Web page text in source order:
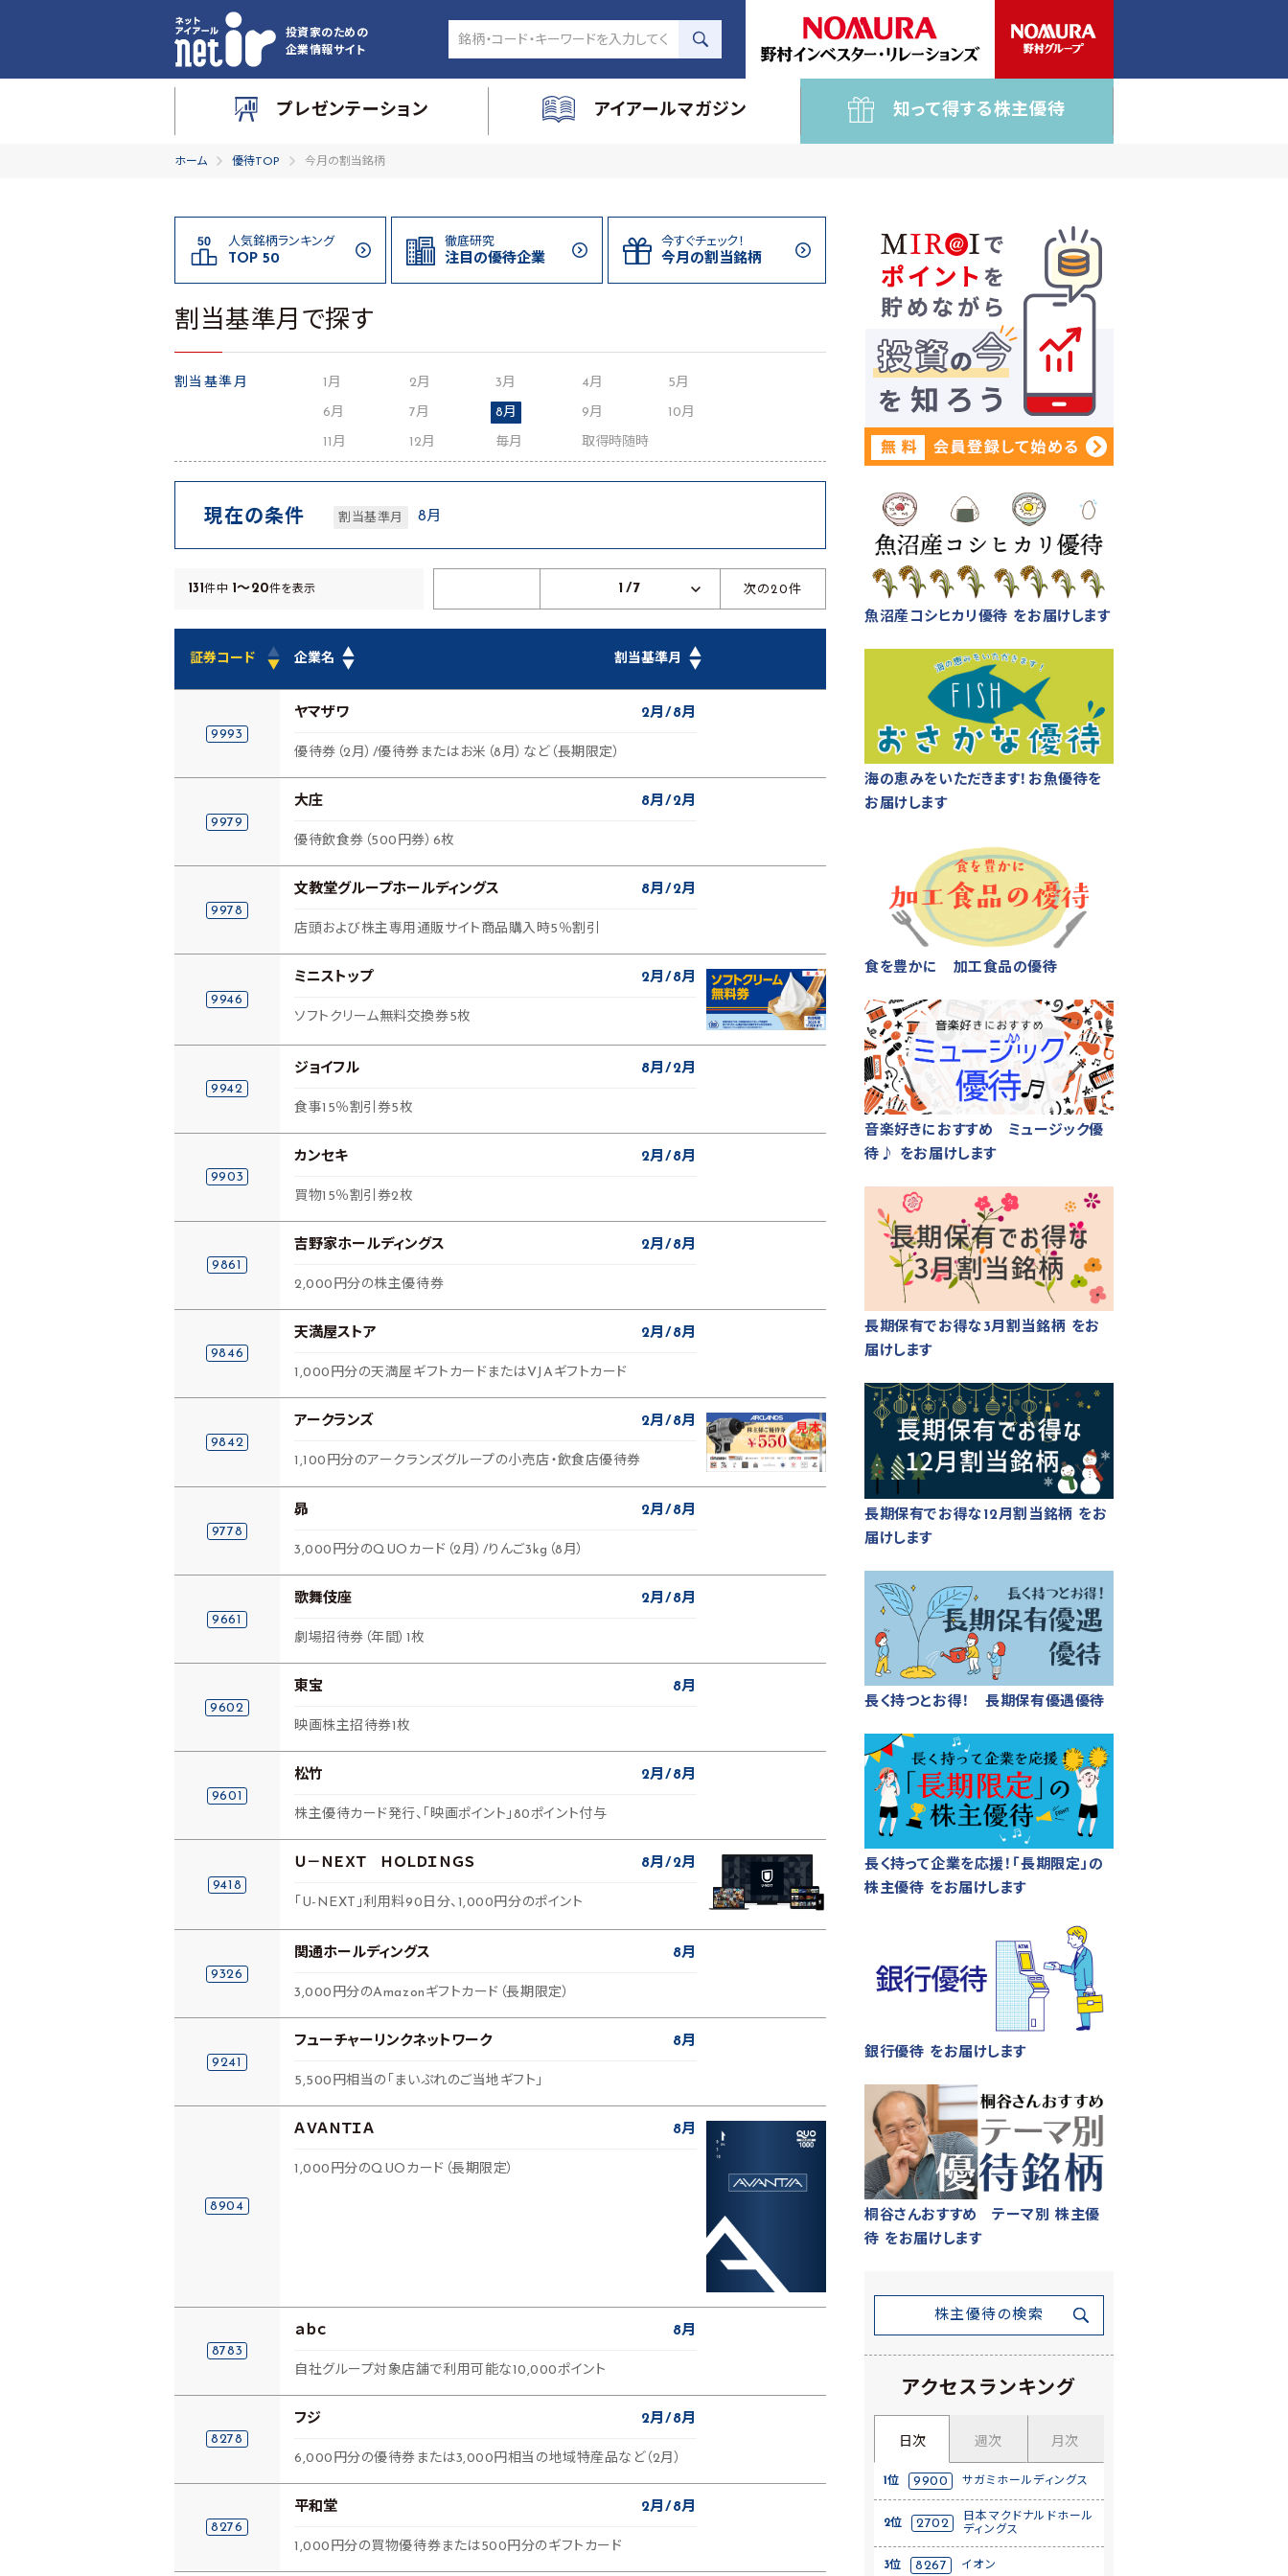
投資家のための
企業情報サイト
プレゼンテーション アイアールマガジン 知って得する株主優待
ホーム 優待TOP 今月の割当銘柄
人気銘柄ランキング
TOP 50
徹底研究
注目の優待企業
今すぐチェック！
今月の割当銘柄
割当基準月で探す
割当基準月 1月 2月 3月 4月 5月
6月 7月 8月 9月 10月
11月 12月 毎月 取得時随時
現在の条件 割当基準月 8月
131件中 1～20件を表示 1/7 次の20件
▲
証券コード ▼
▲
企業名 ▼
▲
割当基準月 ▼
9993
ヤマザワ 2月 8月
優待券（2月）/優待券またはお米（8月）など（長期限定）
9979
大庄 8月 2月
優待飲食券（500円券）6枚
9978
文教堂グループホールディングス 8月 2月
店頭および株主専用通販サイト商品購入時5％割引
9946
ミニストップ 2月 8月
ソフトクリーム無料交換券5枚
9942
ジョイフル 8月 2月
食事15％割引券5枚
9903
カンセキ 2月 8月
買物15％割引券2枚
9861
吉野家ホールディングス 2月 8月
2,000円分の株主優待券
9846
天満屋ストア 2月 8月
1,000円分の天満屋ギフトカードまたはVJAギフトカード
9842
アークランズ 2月 8月
1,100円分のアークランズグループの小売店・飲食店優待券
9778
昴 2月 8月
3,000円分のQUOカード（2月）/りんご3kg（8月）
9661
歌舞伎座 2月 8月
劇場招待券（年間）1枚
9602
東宝 8月
映画株主招待券1枚
9601
松竹 2月 8月
株主優待カード発行、「映画ポイント」80ポイント付与
9418
Ｕ－ＮＥＸＴ ＨＯＬＤＩＮＧＳ 8月 2月
「U-NEXT」利用料90日分、1,000円分のポイント
9326
関通ホールディングス 8月
3,000円分のAmazonギフトカード（長期限定）
9241
フューチャーリンクネットワーク 8月
5,500円相当の「まいぷれのご当地ギフト」
8904
ＡＶＡＮＴＩＡ 8月
1,000円分のQUOカード（長期限定）
8783
ａｂｃ 8月
自社グループ対象店舗で利用可能な10,000ポイント
8278
フジ 2月 8月
6,000円分の優待券または3,000円相当の地域特産品など（2月）
8276
平和堂 2月 8月
1,000円分の買物優待券または500円分のギフトカード
魚沼産コシヒカリ優待 をお届けします
海の恵みをいただきます！お魚優待を
お届けします
食を豊かに 加工食品の優待
音楽好きにおすすめ ミュージック優
待♪ をお届けします
長期保有でお得な3月割当銘柄 をお
届けします
長期保有でお得な12月割当銘柄 をお
届けします
長く持つとお得！ 長期保有優遇優待
長く持って企業を応援！「長期限定」の
株主優待 をお届けします
銀行優待 をお届けします
桐谷さんおすすめ テーマ別 株主優
待 をお届けします
株主優待の検索
アクセスランキング
日次 週次 月次
1位 9900 サガミホールディングス
2位 2702
日本マクドナルドホール
ディングス
3位 8267 イオン